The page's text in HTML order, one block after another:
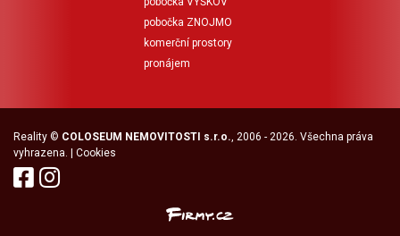
pobočka ZNOJMO
komerční prostory
pronájem
Reality © COLOSEUM NEMOVITOSTI s.r.o. , 2006 - 2026. Všechna práva
vyhrazena. | Cookies